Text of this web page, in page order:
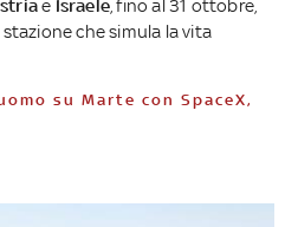
e Israele , fino al 31 ottobre,
che simula la vita